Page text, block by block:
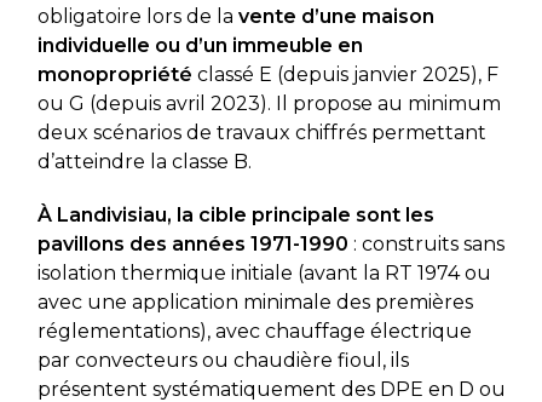
obligatoire lors de la vente d’une maison
individuelle ou d’un immeuble en
monopropriété classé E (depuis janvier 2025), F
ou G (depuis avril 2023). Il propose au minimum
deux scénarios de travaux chiffrés permettant
d’atteindre la classe B.
À Landivisiau, la cible principale sont les
pavillons des années 1971-1990 : construits sans
isolation thermique initiale (avant la RT 1974 ou
avec une application minimale des premières
réglementations), avec chauffage électrique
par convecteurs ou chaudière fioul, ils
présentent systématiquement des DPE en D ou